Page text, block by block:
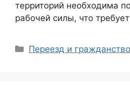
территорий необходима
рабочей силы, что
Рубрики
Переезд и гражданство